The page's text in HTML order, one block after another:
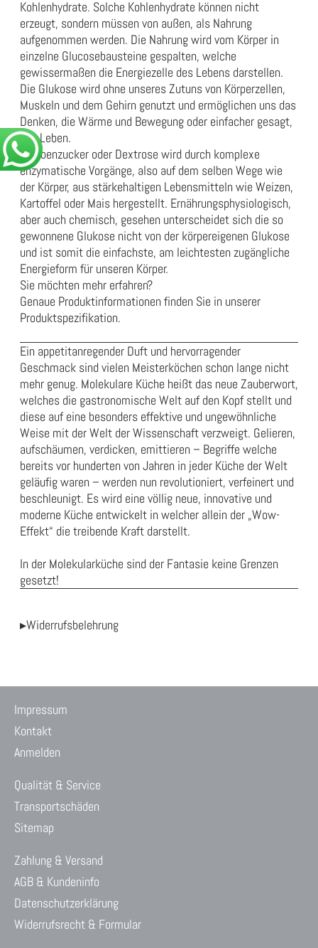
Kohlenhydrate. Solche Kohlenhydrate können nicht
erzeugt, sondern müssen von außen, als Nahrung
aufgenommen werden. Die Nahrung wird vom Körper in
einzelne Glucosebausteine gespalten, welche
gewissermaßen die Energiezelle des Lebens darstellen.
Die Glukose wird ohne unseres Zutuns von Körperzellen,
Muskeln und dem Gehirn genutzt und ermöglichen uns das
Denken, die Wärme und Bewegung oder einfacher gesagt,
das Leben.
Traubenzucker oder Dextrose wird durch komplexe
enzymatische Vorgänge, also auf dem selben Wege wie
der Körper, aus stärkehaltigen Lebensmitteln wie Weizen,
Kartoffel oder Mais hergestellt. Ernährungsphysiologisch,
aber auch chemisch, gesehen unterscheidet sich die so
gewonnene Glukose nicht von der körpereigenen Glukose
und ist somit die einfachste, am leichtesten zugängliche
Energieform für unseren Körper.
Sie möchten mehr erfahren?
Genaue Produktinformationen finden Sie in unserer
Produktspezifikation.
Ein appetitanregender Duft und hervorragender
Geschmack sind vielen Meisterköchen schon lange nicht
mehr genug. Molekulare Küche heißt das neue Zauberwort,
welches die gastronomische Welt auf den Kopf stellt und
diese auf eine besonders effektive und ungewöhnliche
Weise mit der Welt der Wissenschaft verzweigt. Gelieren,
aufschäumen, verdicken, emittieren – Begriffe welche
bereits vor hunderten von Jahren in jeder Küche der Welt
geläufig waren – werden nun revolutioniert, verfeinert und
beschleunigt. Es wird eine völlig neue, innovative und
moderne Küche entwickelt in welcher allein der „Wow-
Effekt“ die treibende Kraft darstellt.
In der Molekularküche sind der Fantasie keine Grenzen
gesetzt!
▸Widerrufsbelehrung
Impressum
Kontakt
Anmelden
Qualität & Service
Transportschäden
Sitemap
Zahlung & Versand
AGB & Kundeninfo
Datenschutzerklärung
Widerrufsrecht & Formular